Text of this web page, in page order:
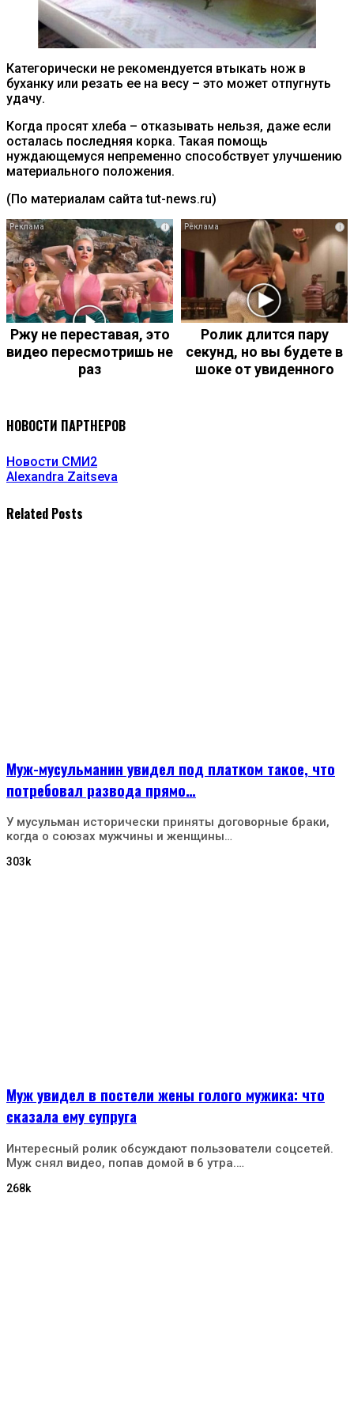
Категорически не рекомендуется втыкать нож в
буханку или резать ее на весу – это может отпугнуть
удачу.
Когда просят хлеба – отказывать нельзя, даже если
осталась последняя корка. Такая помощь
нуждающемуся непременно способствует улучшению
материального положения.
(По материалам сайта tut-news.ru)
i
Ржу не переставая, это
видео пересмотришь не
раз
i
Ролик длится пару
секунд, но вы будете в
шоке от увиденного
НОВОСТИ ПАРТНЕРОВ
Новости СМИ2
Alexandra Zaitseva
Related Posts
Муж-мусульманин увидел под платком такое, что
потребовал развода прямо…
У мусульман исторически приняты договорные браки,
когда о союзах мужчины и женщины…
303k
Муж увидел в постели жены голого мужика: что
сказала ему супруга
Интересный ролик обсуждают пользователи соцсетей.
Муж снял видео, попав домой в 6 утра.…
268k